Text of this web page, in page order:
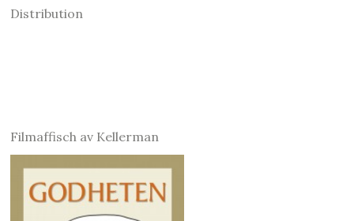
Distribution
Filmaffisch av Kellerman